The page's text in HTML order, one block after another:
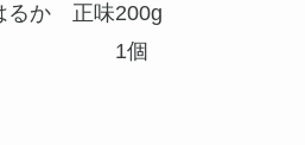
るか 正味200g
1個